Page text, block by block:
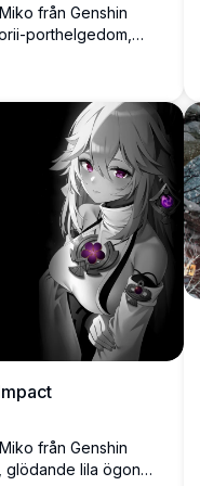
från Genshin
porthelgedom,
mystiska rosa
från Genshin
glödande lila ögon